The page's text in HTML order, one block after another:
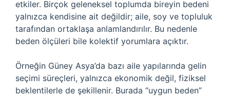
etkiler. Birçok geleneksel toplumda bireyin bedeni
yalnızca kendisine ait değildir; aile, soy ve topluluk
tarafından ortaklaşa anlamlandırılır. Bu nedenle
beden ölçüleri bile kolektif yorumlara açıktır.
Örneğin Güney Asya’da bazı aile yapılarında gelin
seçimi süreçleri, yalnızca ekonomik değil, fiziksel
beklentilerle de şekillenir. Burada “uygun beden”